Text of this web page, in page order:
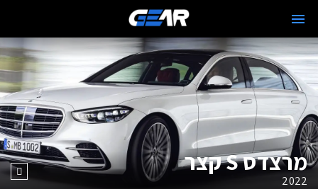
מרצדס S קצר
2022